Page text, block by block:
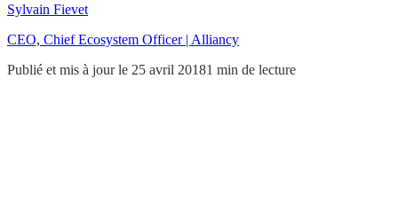
Sylvain Fievet
CEO, Chief Ecosystem Officer | Alliancy
Publié et mis à jour le 25 avril 20181 min de lecture